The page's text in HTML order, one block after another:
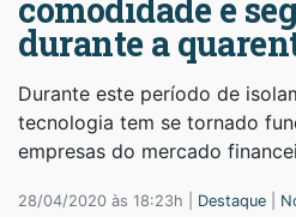
comodidade e
durante a
Durante este período de
tecnologia tem se tornado
empresas do mercado
28/04/2020 às 18:23h | Destaque